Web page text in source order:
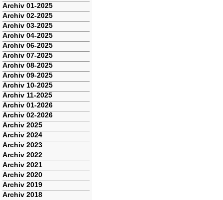
Navigation
überspringen
Archiv 01-2025
Archiv 02-2025
Archiv 03-2025
Archiv 04-2025
Archiv 06-2025
Archiv 07-2025
Archiv 08-2025
Archiv 09-2025
Archiv 10-2025
Archiv 11-2025
Archiv 01-2026
Archiv 02-2026
Archiv 2025
Archiv 2024
Archiv 2023
Archiv 2022
Archiv 2021
Archiv 2020
Archiv 2019
Archiv 2018